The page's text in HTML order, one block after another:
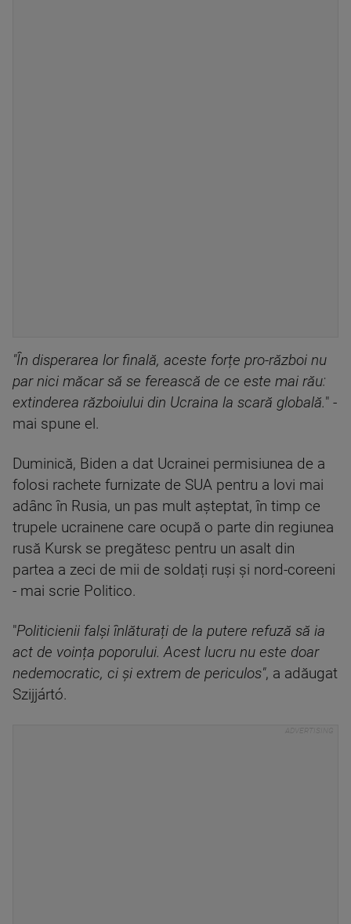
"În disperarea lor finală, aceste forțe pro-război nu
par nici măcar să se ferească de ce este mai rău:
extinderea războiului din Ucraina la scară globală." -
mai spune el.
Duminică, Biden a dat Ucrainei permisiunea de a
folosi rachete furnizate de SUA pentru a lovi mai
adânc în Rusia, un pas mult așteptat, în timp ce
trupele ucrainene care ocupă o parte din regiunea
rusă Kursk se pregătesc pentru un asalt din
partea a zeci de mii de soldați ruși și nord-coreeni
- mai scrie Politico.
"Politicienii falși înlăturați de la putere refuză să ia
act de voința poporului. Acest lucru nu este doar
nedemocratic, ci și extrem de periculos", a adăugat
Szijjártó.